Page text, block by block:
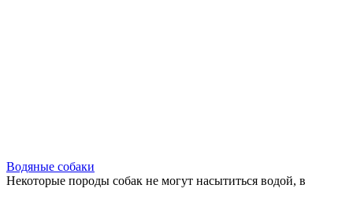
Водяные собаки
Некоторые породы собак не могут насытиться водой, в